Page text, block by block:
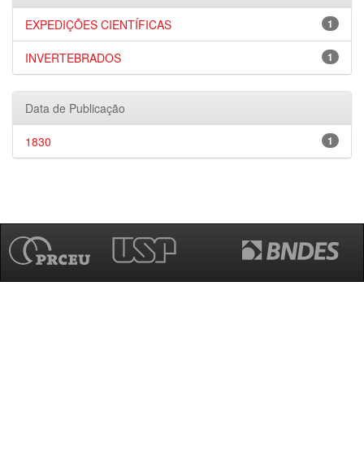
1
EXPEDIÇÕES CIENTÍFICAS
1
INVERTEBRADOS
Data de Publicação
1
1830